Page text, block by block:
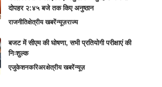
दोपहर २:४५ बजे तक किए अनुष्ठान
राजनीतिक्षेत्रीय खबरेंन्यूज़राज्य
बजट में सीएम की घोषणा, सभी प्रतियोगी परीक्षाएं की
निःशुल्क
एजुकेशनकरिअरक्षेत्रीय खबरेंन्यूज़